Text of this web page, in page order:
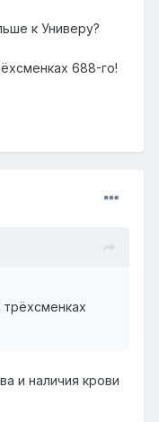
к Универу?
688-го!
и наличия крови